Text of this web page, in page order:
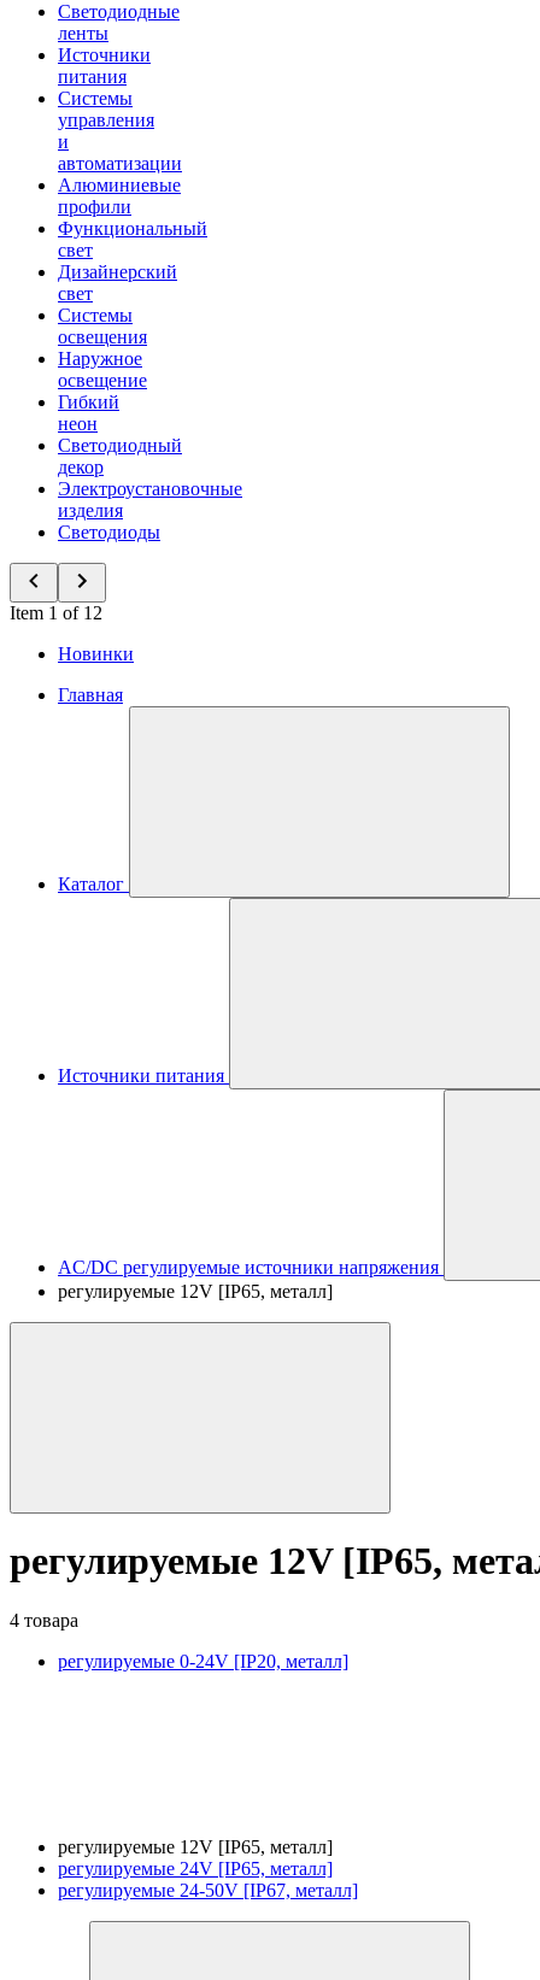
Светодиодные
ленты
Источники
питания
Системы
управления
и
автоматизации
Алюминиевые
профили
Функциональный
свет
Дизайнерский
свет
Системы
освещения
Наружное
освещение
Гибкий
неон
Светодиодный
декор
Электроустановочные
изделия
Светодиоды
Item 1 of 12
Новинки
Главная
Каталог
Источники питания
AC/DC регулируемые источники напряжения
регулируемые 12V [IP65, металл]
регулируемые 12V [IP65,
4 товара
регулируемые 0-24V [IP20, металл]
регулируемые 12V [IP65, металл]
регулируемые 24V [IP65, металл]
регулируемые 24-50V [IP67, металл]